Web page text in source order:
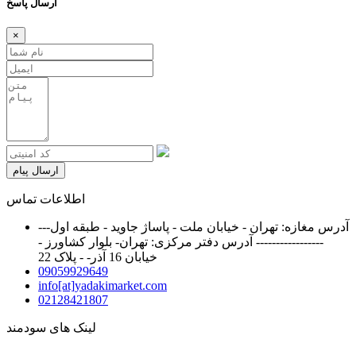
ارسال پاسخ
×
ارسال پیام
اطلاعات تماس
آدرس مغازه: تهران - خیابان ملت - پاساژ جاوید - طبقه اول---
----------------- آدرس دفتر مرکزی: تهران- بلوار کشاورز -
خیابان 16 آذر- - پلاک 22
09059929649
info[at]yadakimarket.com
02128421807
لینک های سودمند